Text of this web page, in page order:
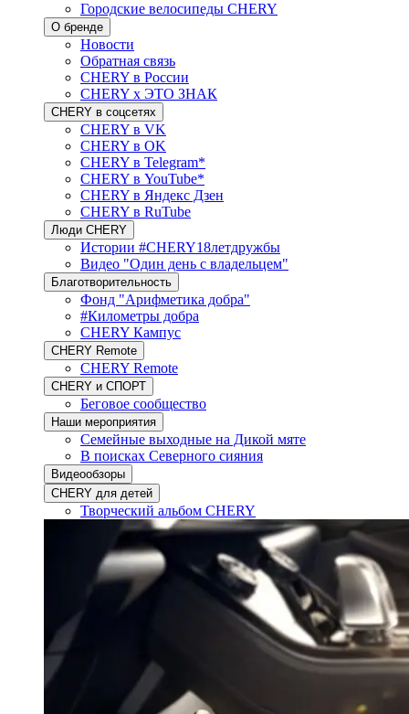
Городские велосипеды CHERY
О бренде
Новости
Обратная связь
CHERY в России
CHERY x ЭТО ЗНАК
CHERY в соцсетях
CHERY в VK
CHERY в OK
CHERY в Telegram*
CHERY в YouTube*
CHERY в Яндекс Дзен
CHERY в RuTube
Люди CHERY
Истории #CHERY18летдружбы
Видео "Один день с владельцем"
Благотворительность
Фонд "Арифметика добра"
#Километры добра
CHERY Кампус
CHERY Remote
CHERY Remote
CHERY и СПОРТ
Беговое сообщество
Наши мероприятия
Семейные выходные на Дикой мяте
В поисках Северного сияния
Видеообзоры
CHERY для детей
Творческий альбом CHERY